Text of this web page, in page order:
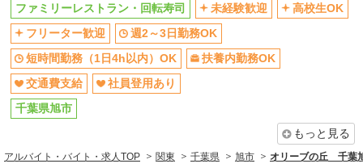
ファミリーレストラン・回転寿司 未経験歓迎
高校生OK
フリーター歓迎
週2～3日勤務OK
短時間勤務（1日4h以内）OK
扶養内勤務OK
交通費支給
社員登用あり
千葉県旭市
もっと見る
アルバイト・バイト・求人TOP 関東 千葉県 旭市 オリーブの丘 千葉